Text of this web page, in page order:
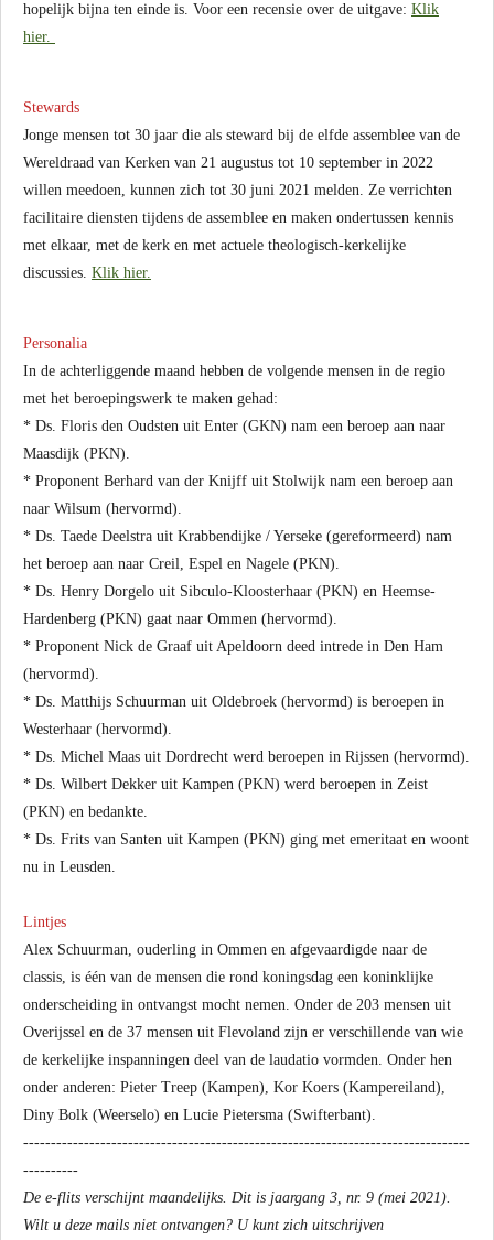
hopelijk bijna ten einde is. Voor een recensie over de uitgave: Klik
hier.
Stewards
Jonge mensen tot 30 jaar die als steward bij de elfde assemblee van de
Wereldraad van Kerken van 21 augustus tot 10 september in 2022
willen meedoen, kunnen zich tot 30 juni 2021 melden. Ze verrichten
facilitaire diensten tijdens de assemblee en maken ondertussen kennis
met elkaar, met de kerk en met actuele theologisch-kerkelijke
discussies. Klik hier.
Personalia
In de achterliggende maand hebben de volgende mensen in de regio
met het beroepingswerk te maken gehad:
* Ds. Floris den Oudsten uit Enter (GKN) nam een beroep aan naar
Maasdijk (PKN).
* Proponent Berhard van der Knijff uit Stolwijk nam een beroep aan
naar Wilsum (hervormd).
* Ds. Taede Deelstra uit Krabbendijke / Yerseke (gereformeerd) nam
het beroep aan naar Creil, Espel en Nagele (PKN).
* Ds. Henry Dorgelo uit Sibculo-Kloosterhaar (PKN) en Heemse-
Hardenberg (PKN) gaat naar Ommen (hervormd).
* Proponent Nick de Graaf uit Apeldoorn deed intrede in Den Ham
(hervormd).
* Ds. Matthijs Schuurman uit Oldebroek (hervormd) is beroepen in
Westerhaar (hervormd).
* Ds. Michel Maas uit Dordrecht werd beroepen in Rijssen (hervormd).
* Ds. Wilbert Dekker uit Kampen (PKN) werd beroepen in Zeist
(PKN) en bedankte.
* Ds. Frits van Santen uit Kampen (PKN) ging met emeritaat en woont
nu in Leusden.
Lintjes
Alex Schuurman, ouderling in Ommen en afgevaardigde naar de
classis, is één van de mensen die rond koningsdag een koninklijke
onderscheiding in ontvangst mocht nemen. Onder de 203 mensen uit
Overijssel en de 37 mensen uit Flevoland zijn er verschillende van wie
de kerkelijke inspanningen deel van de laudatio vormden. Onder hen
onder anderen: Pieter Treep (Kampen), Kor Koers (Kampereiland),
Diny Bolk (Weerselo) en Lucie Pietersma (Swifterbant).
---------------------------------------------------------------------------------
----------
De e-flits verschijnt maandelijks. Dit is jaargang 3, nr. 9 (mei 2021).
Wilt u deze mails niet ontvangen? U kunt zich uitschrijven